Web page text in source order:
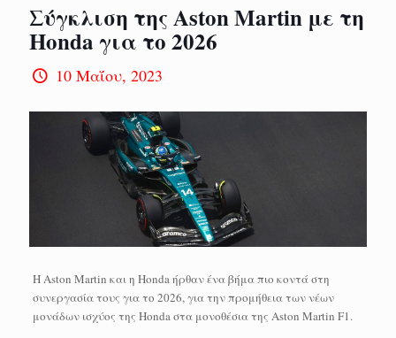
Σύγκλιση της Aston Martin με τη
Honda για το 2026
10 Μαΐου, 2023
Η Aston Martin και η Honda ήρθαν ένα βήμα πιο κοντά στη
συνεργασία τους για το 2026, για την προμήθεια των νέων
μονάδων ισχύος της Honda στα μονοθέσια της Aston Martin F1.